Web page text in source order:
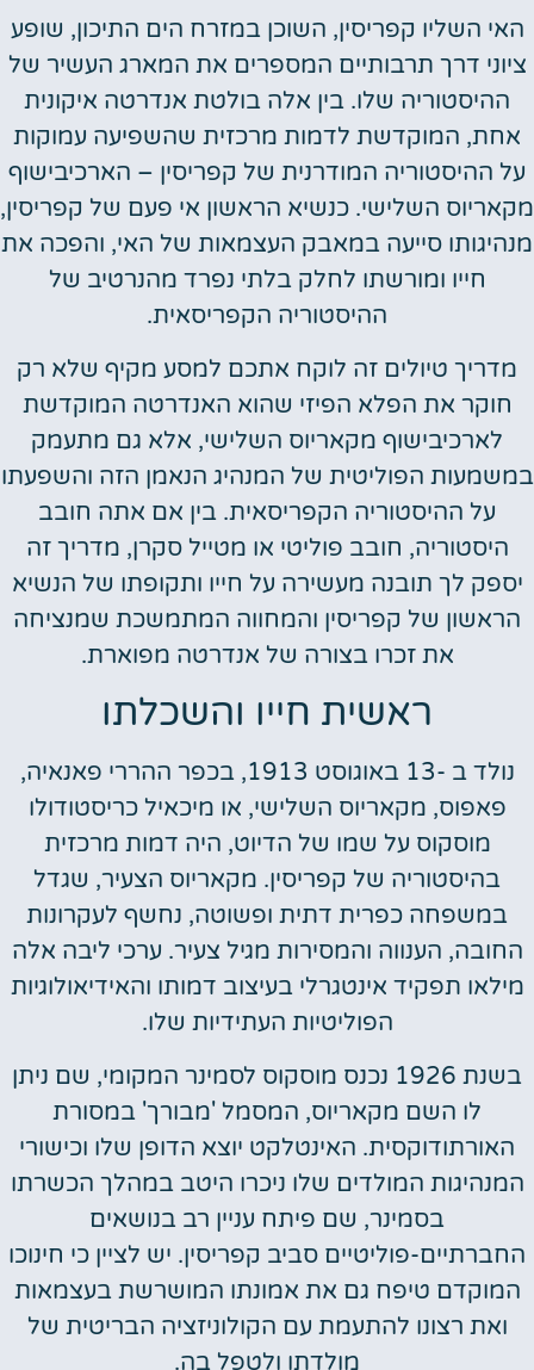
האי השליו קפריסין, השוכן במזרח הים התיכון, שופע
ציוני דרך תרבותיים המספרים את המארג העשיר של
ההיסטוריה שלו. בין אלה בולטת אנדרטה איקונית
אחת, המוקדשת לדמות מרכזית שהשפיעה עמוקות
על ההיסטוריה המודרנית של קפריסין – הארכיבישוף
מקאריוס השלישי. כנשיא הראשון אי פעם של קפריסין,
מנהיגותו סייעה במאבק העצמאות של האי, והפכה את
חייו ומורשתו לחלק בלתי נפרד מהנרטיב של
ההיסטוריה הקפריסאית.
מדריך טיולים זה לוקח אתכם למסע מקיף שלא רק
חוקר את הפלא הפיזי שהוא האנדרטה המוקדשת
לארכיבישוף מקאריוס השלישי, אלא גם מתעמק
במשמעות הפוליטית של המנהיג הנאמן הזה והשפעתו
על ההיסטוריה הקפריסאית. בין אם אתה חובב
היסטוריה, חובב פוליטי או מטייל סקרן, מדריך זה
יספק לך תובנה מעשירה על חייו ותקופתו של הנשיא
הראשון של קפריסין והמחווה המתמשכת שמנציחה
את זכרו בצורה של אנדרטה מפוארת.
ראשית חייו והשכלתו
נולד ב -13 באוגוסט 1913, בכפר ההררי פאנאיה,
פאפוס, מקאריוס השלישי, או מיכאיל כריסטודולו
מוסקוס על שמו של הדיוט, היה דמות מרכזית
בהיסטוריה של קפריסין. מקאריוס הצעיר, שגדל
במשפחה כפרית דתית ופשוטה, נחשף לעקרונות
החובה, הענווה והמסירות מגיל צעיר. ערכי ליבה אלה
מילאו תפקיד אינטגרלי בעיצוב דמותו והאידיאולוגיות
הפוליטיות העתידיות שלו.
בשנת 1926 נכנס מוסקוס לסמינר המקומי, שם ניתן
לו השם מקאריוס, המסמל 'מבורך' במסורת
האורתודוקסית. האינטלקט יוצא הדופן שלו וכישורי
המנהיגות המולדים שלו ניכרו היטב במהלך הכשרתו
בסמינר, שם פיתח עניין רב בנושאים
החברתיים-פוליטיים סביב קפריסין. יש לציין כי חינוכו
המוקדם טיפח גם את אמונתו המושרשת בעצמאות
ואת רצונו להתעמת עם הקולוניזציה הבריטית של
מולדתו ולטפל בה.